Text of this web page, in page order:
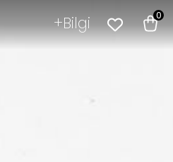
Bilgi 0